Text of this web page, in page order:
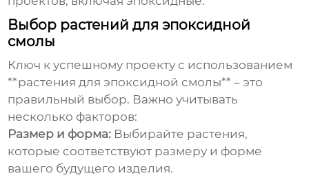
Выбор растений для эпоксидной
смолы
Ключ к успешному проекту с использованием
**растения для эпоксидной смолы** – это
правильный выбор. Важно учитывать
несколько факторов:
Размер и форма: Выбирайте растения,
которые соответствуют размеру и форме
вашего будущего изделия.